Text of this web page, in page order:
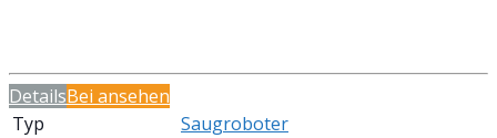
DetailsBei ansehen
Typ
Saugroboter